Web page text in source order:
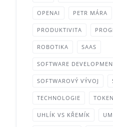
OPENAI PETR MÁRA
PRODUKTIVITA
ROBOTIKA SAAS
SOFTWARE
SOFTWAROVÝ VÝVOJ
TECHNOLOGIE
UHLÍK VS KŘEMÍK